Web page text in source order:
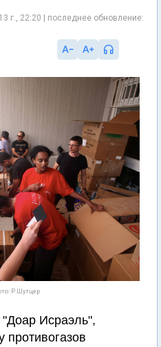
г., 22:20 | последнее обновление:
Р.Шутцер
"Доар Исраэль",
противогазов